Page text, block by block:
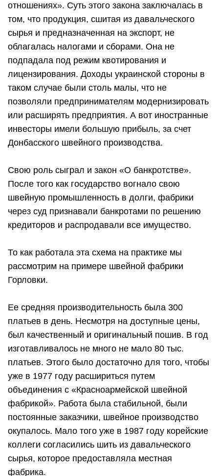
отношениях». Суть этого закона заключалась в
том, что продукция, сшитая из давальческого
сырья и предназначенная на экспорт, не
облагалась налогами и сборами. Она не
подпадала под режим квотирования и
лицензирования. Доходы украинской стороны в
таком случае были столь малы, что не
позволяли предпринимателям модернизировать
или расширять предприятия. А вот иностранные
инвесторы имели большую прибыль, за счет
Донбасского швейного производства.
Свою роль сыграл и закон «О банкротстве».
После того как государство вогнало свою
швейную промышленность в долги, фабрики
через суд признавали банкротами по решению
кредиторов и распродавали все имущество.
То как работала эта схема на практике мы
рассмотрим на примере швейной фабрики
Горловки.
Ее средняя производительность была 300
платьев в день. Несмотря на доступные цены,
был качественный и оригинальный пошив. В год
изготавливалось не много не мало 80 тыс.
платьев. Этого было достаточно для того, чтобы
уже в 1977 году расшириться путем
объединения с «Красноармейской швейной
фабрикой». Работа была стабильной, были
постоянные заказчики, швейное производство
окупалось. Мало того уже в 1987 году корейские
коллеги согласились шить из давальческого
сырья, которое предоставляла местная
фабрика.